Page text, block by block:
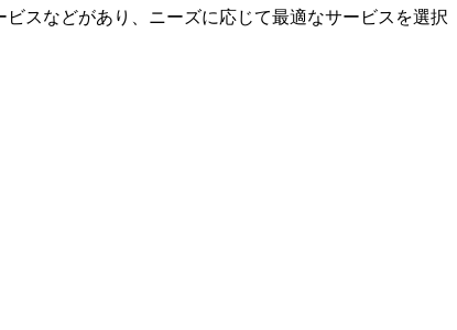
スなどがあり、ニーズに応じて最適なサービスを選択